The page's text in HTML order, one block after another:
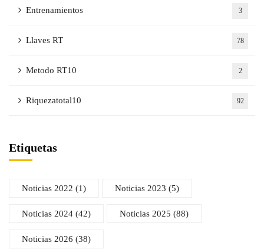
Entrenamientos 3
Llaves RT 78
Metodo RT10 2
Riquezatotal10 92
Etiquetas
Noticias 2022 (1) Noticias 2023 (5)
Noticias 2024 (42) Noticias 2025 (88)
Noticias 2026 (38)